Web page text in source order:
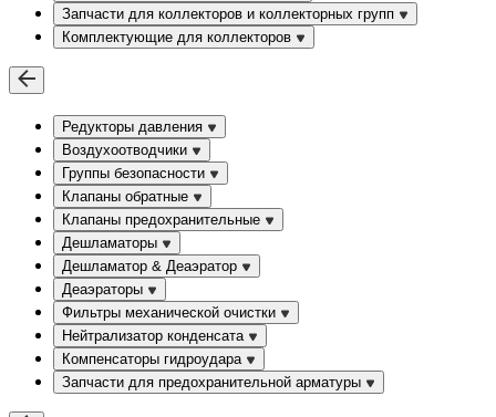
Запчасти для коллекторов и коллекторных групп
Комплектующие для коллекторов
Редукторы давления
Воздухоотводчики
Группы безопасности
Клапаны обратные
Клапаны предохранительные
Дешламаторы
Дешламатор & Деаэратор
Деаэраторы
Фильтры механической очистки
Нейтрализатор конденсата
Компенсаторы гидроудара
Запчасти для предохранительной арматуры